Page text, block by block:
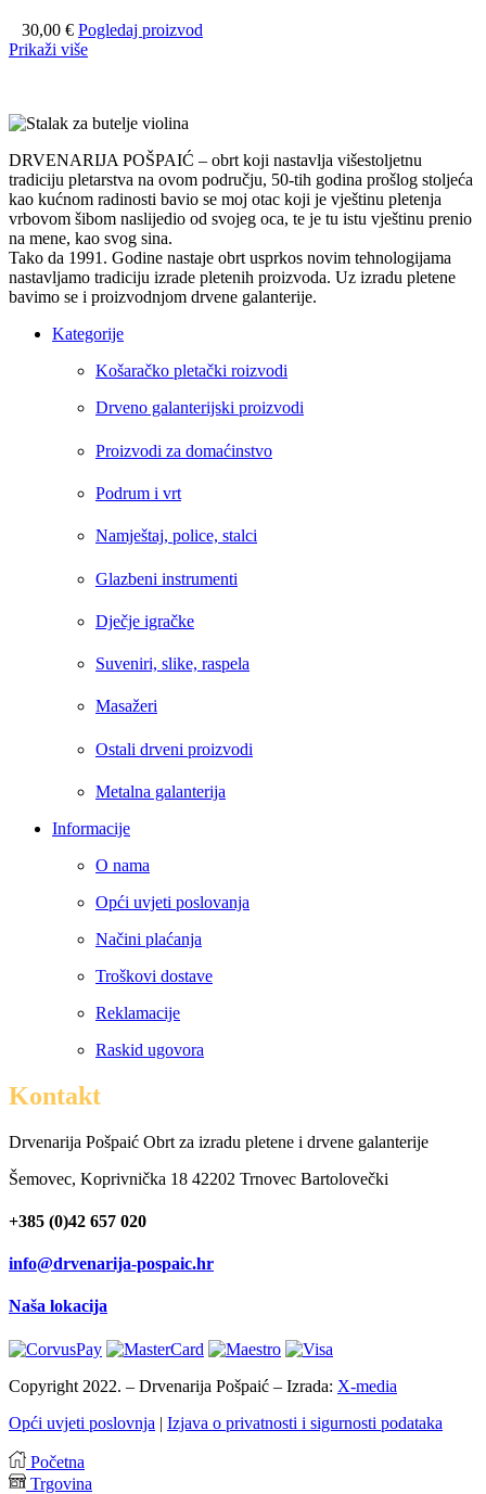
30,00 € Pogledaj proizvod
Prikaži više
DRVENARIJA POŠPAIĆ – obrt koji nastavlja višestoljetnu
tradiciju pletarstva na ovom području, 50-tih godina prošlog stoljeća
kao kućnom radinosti bavio se moj otac koji je vještinu pletenja
vrbovom šibom naslijedio od svojeg oca, te je tu istu vještinu prenio
na mene, kao svog sina.
Tako da 1991. Godine nastaje obrt usprkos novim tehnologijama
nastavljamo tradiciju izrade pletenih proizvoda. Uz izradu pletene
bavimo se i proizvodnjom drvene galanterije.
Kategorije
Košaračko pletački roizvodi
Drveno galanterijski proizvodi
Proizvodi za domaćinstvo
Podrum i vrt
Namještaj, police, stalci
Glazbeni instrumenti
Dječje igračke
Suveniri, slike, raspela
Masažeri
Ostali drveni proizvodi
Metalna galanterija
Informacije
O nama
Opći uvjeti poslovanja
Načini plaćanja
Troškovi dostave
Reklamacije
Raskid ugovora
Kontakt
Drvenarija Pošpaić Obrt za izradu pletene i drvene galanterije
Šemovec, Koprivnička 18 42202 Trnovec Bartolovečki
+385 (0)42 657 020
info@drvenarija-pospaic.hr
Naša lokacija
Copyright 2022. – Drvenarija Pošpaić – Izrada: X-media
Opći uvjeti poslovnja | Izjava o privatnosti i sigurnosti podataka
Početna
Trgovina